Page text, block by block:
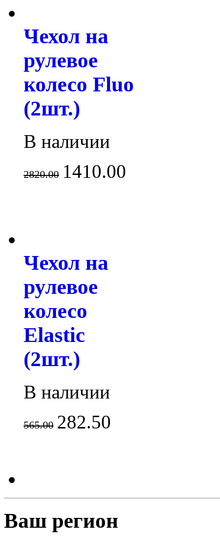
Чехол на
рулевое
колесо Fluo
(2шт.)
В наличии
2820.00 1410.00
Чехол на
рулевое
колесо
Elastic
(2шт.)
В наличии
565.00 282.50
Ваш регион